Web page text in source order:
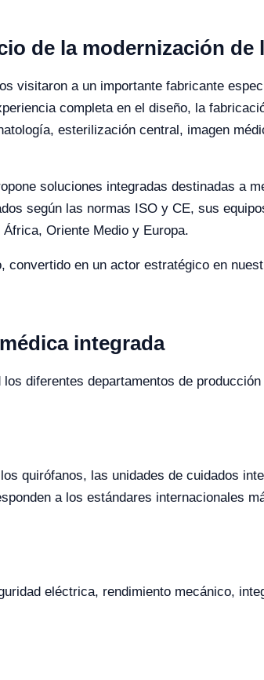
de la modernización de
visitaron a un importante fabricante
completa en el diseño, la
esterilización central, imagen
soluciones integradas destinadas a
según las normas ISO y CE, sus
Oriente Medio y Europa.
en un actor estratégico en
integrada
diferentes departamentos de
quirófanos, las unidades de cuidados
a los estándares internacionales
eléctrica, rendimiento mecánico,